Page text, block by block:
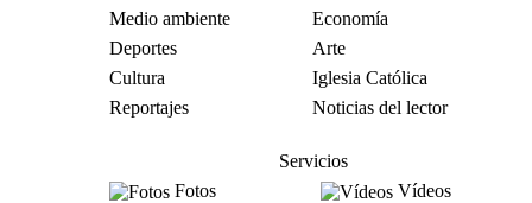
Medio ambiente
Economía
Deportes
Arte
Cultura
Iglesia Católica
Reportajes
Noticias del lector
Servicios
Fotos
Vídeos